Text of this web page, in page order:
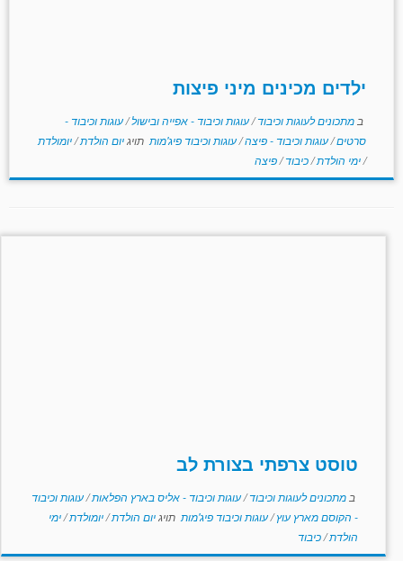
ילדים מכינים מיני פיצות
ב מתכונים לעוגות וכיבוד/עוגות וכיבוד - אפייה ובישול/עוגות וכיבוד -
סרטים/עוגות וכיבוד - פיצה/עוגות וכיבוד פיג'מות תויגיום הולדת/יומולדת
/ימי הולדת/כיבוד/פיצה
טוסט צרפתי בצורת לב
ב מתכונים לעוגות וכיבוד/עוגות וכיבוד - אליס בארץ הפלאות/עוגות וכיבוד
- הקוסם מארץ עוץ/עוגות וכיבוד פיג'מות תויגיום הולדת/יומולדת/ימי
הולדת/כיבוד